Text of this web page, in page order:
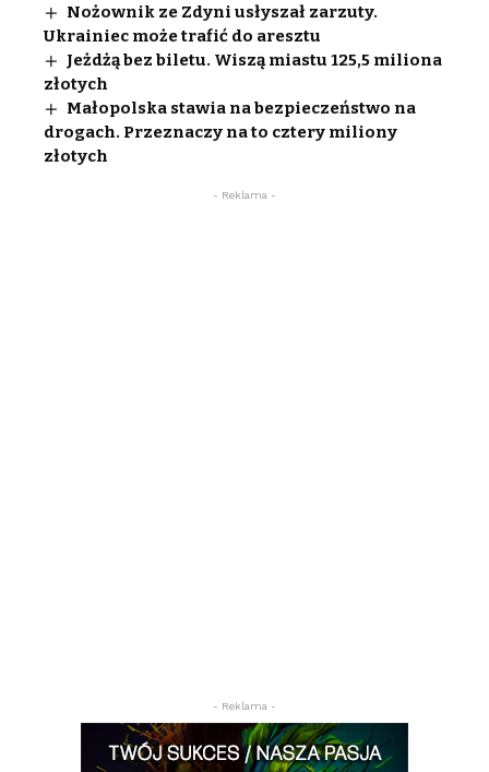
Nożownik ze Zdyni usłyszał zarzuty.
Ukrainiec może trafić do aresztu
Jeżdżą bez biletu. Wiszą miastu 125,5 miliona
złotych
Małopolska stawia na bezpieczeństwo na
drogach. Przeznaczy na to cztery miliony
złotych
- Reklama -
- Reklama -